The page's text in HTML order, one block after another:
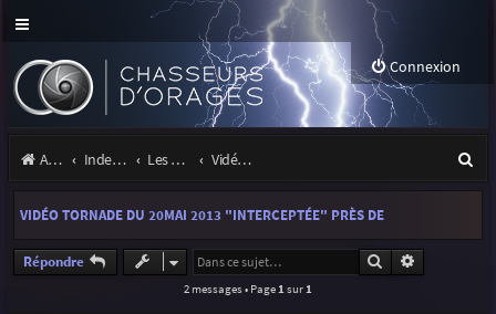
Connexion
Accueil Index du forum Les orages Vidéos d'orages
e
VIDÉO TORNADE DU 20MAI 2013 "INTERCEPTÉE" PRÈS DE
Répondre Rechercher
2 messages • Page 1 sur 1